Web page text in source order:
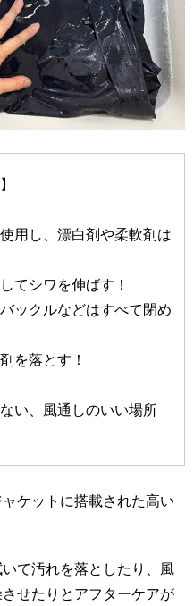
】
用し、漂白剤や柔軟剤は
てシワを伸ばす！
ックルなどはすべて閉め
を落とす！
い、風通しのいい場所
ケットに搭載された高い
て汚れを落としたり、風
せたりとアフターケアが